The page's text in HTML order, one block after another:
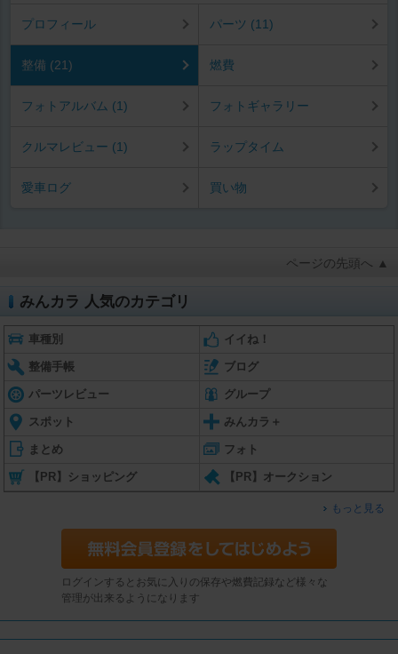
プロフィール パーツ (11)
整備 (21) 燃費
フォトアルバム (1) フォトギャラリー
クルマレビュー (1) ラップタイム
愛車ログ 買い物
ページの先頭へ ▲
みんカラ 人気のカテゴリ
車種別 イイね！
整備手帳 ブログ
パーツレビュー グループ
スポット みんカラ＋
まとめ フォト
【PR】ショッピング 【PR】オークション
もっと見る
ログインするとお気に入りの保存や燃費記録など様々な
管理が出来るようになります